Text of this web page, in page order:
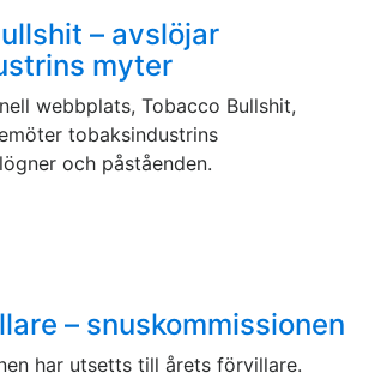
– avslöjar
myter
webbplats, Tobacco Bullshit,
tobaksindustrins
och påståenden.
– snuskommissionen
har utsetts till årets förvillare.